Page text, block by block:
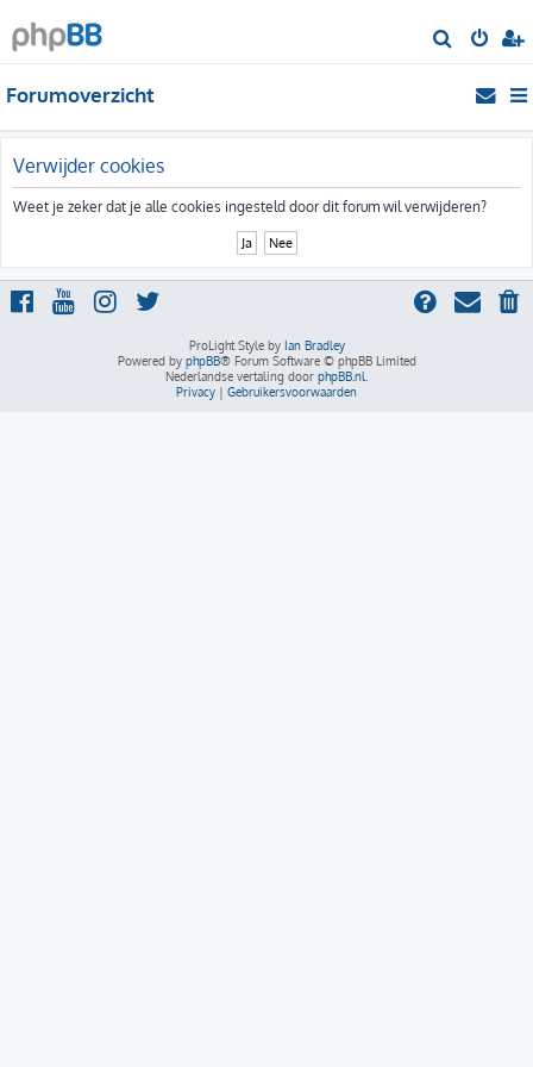
o
Forumoverzicht
Verwijder cookies
Weet je zeker dat je alle cookies ingesteld door dit forum wil verwijderen?
ProLight Style by Ian Bradley
Powered by phpBB® Forum Software © phpBB Limited
Nederlandse vertaling door phpBB.nl
Privacy | Gebruikersvoorwaarden